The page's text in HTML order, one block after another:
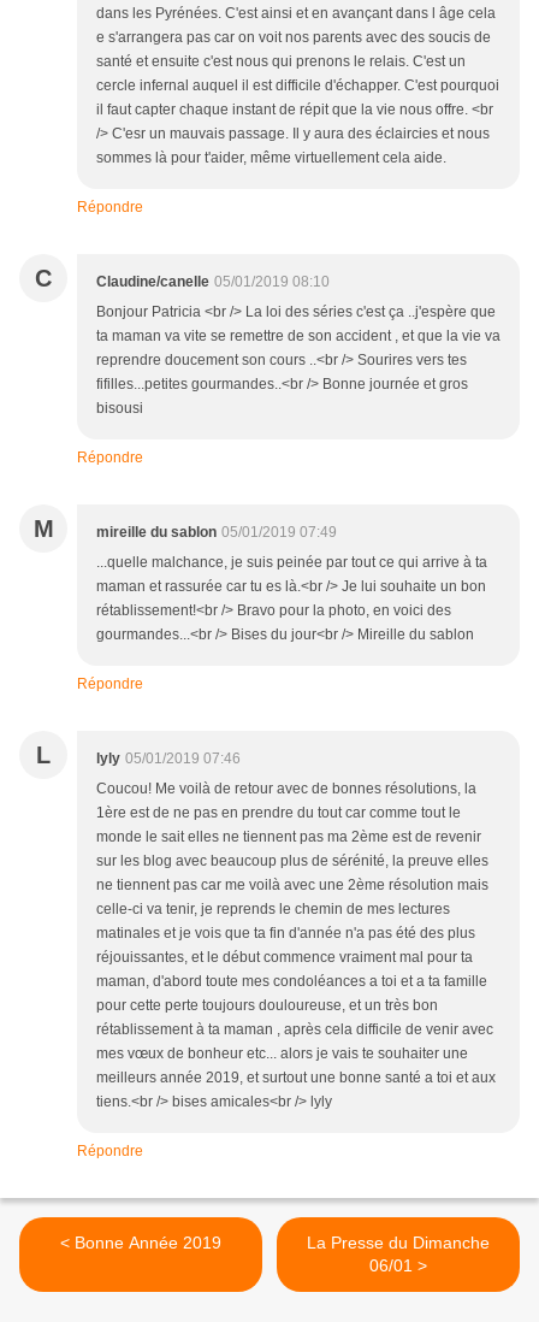
dans les Pyrénées. C'est ainsi et en avançant dans l âge cela
e s'arrangera pas car on voit nos parents avec des soucis de
santé et ensuite c'est nous qui prenons le relais. C'est un
cercle infernal auquel il est difficile d'échapper. C'est pourquoi
il faut capter chaque instant de répit que la vie nous offre. <br
/> C'esr un mauvais passage. Il y aura des éclaircies et nous
sommes là pour t'aider, même virtuellement cela aide.
Répondre
C Claudine/canelle 05/01/2019 08:10
Bonjour Patricia <br /> La loi des séries c'est ça ..j'espère que
ta maman va vite se remettre de son accident , et que la vie va
reprendre doucement son cours ..<br /> Sourires vers tes
fifilles...petites gourmandes..<br /> Bonne journée et gros
bisousi
Répondre
M mireille du sablon 05/01/2019 07:49
...quelle malchance, je suis peinée par tout ce qui arrive à ta
maman et rassurée car tu es là.<br /> Je lui souhaite un bon
rétablissement!<br /> Bravo pour la photo, en voici des
gourmandes...<br /> Bises du jour<br /> Mireille du sablon
Répondre
L lyly 05/01/2019 07:46
Coucou! Me voilà de retour avec de bonnes résolutions, la
1ère est de ne pas en prendre du tout car comme tout le
monde le sait elles ne tiennent pas ma 2ème est de revenir
sur les blog avec beaucoup plus de sérénité, la preuve elles
ne tiennent pas car me voilà avec une 2ème résolution mais
celle-ci va tenir, je reprends le chemin de mes lectures
matinales et je vois que ta fin d'année n'a pas été des plus
réjouissantes, et le début commence vraiment mal pour ta
maman, d'abord toute mes condoléances a toi et a ta famille
pour cette perte toujours douloureuse, et un très bon
rétablissement à ta maman , après cela difficile de venir avec
mes vœux de bonheur etc... alors je vais te souhaiter une
meilleurs année 2019, et surtout une bonne santé a toi et aux
tiens.<br /> bises amicales<br /> lyly
Répondre
< Bonne Année 2019
La Presse du Dimanche
06/01 >